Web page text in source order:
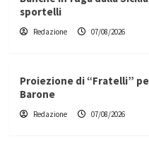
sportelli
Redazione 07/08/2026
Proiezione di “Fratelli”
Barone
Redazione 07/08/2026